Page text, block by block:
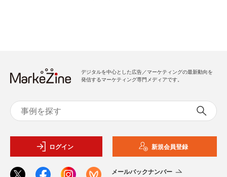
デジタルを中心とした広告／マーケティングの最新動向を
発信するマーケティング専門メディアです。
ログイン 新規会員登録
メールバックナンバー